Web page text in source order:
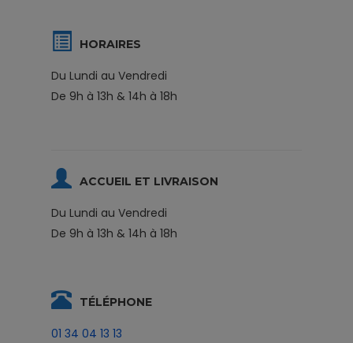
HORAIRES
Du Lundi au Vendredi
De 9h à 13h & 14h à 18h
ACCUEIL ET LIVRAISON
Du Lundi au Vendredi
De 9h à 13h & 14h à 18h
TÉLÉPHONE
01 34 04 13 13